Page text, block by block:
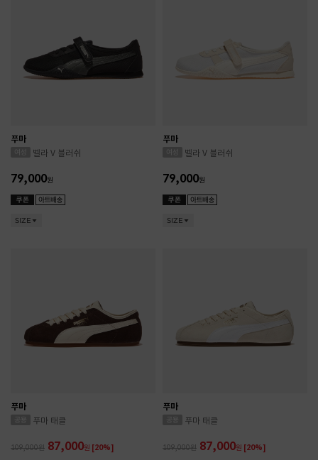
푸마
벨라 V 블러쉬
79,000원
SIZE
푸마
벨라 V 블러쉬
79,000원
SIZE
푸마
푸마 태클
109,000 87,000원 [20%]
푸마
푸마 태클
109,000 87,000원 [20%]